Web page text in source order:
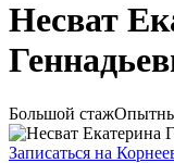
Несват
Большой стаж
Записаться на